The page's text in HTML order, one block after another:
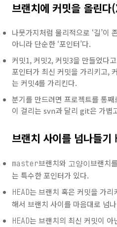
브랜치에 커밋을 올린
나뭇가지처럼 물리적으로 ‘길’이
아니라 단순한 ‘포인터’다.
커밋1, 커밋2, 커밋3을 만들었다
포인터가 최신 커밋을 가리키고,
는 커밋4를 가리킨다.
분기를 만드려면 프로젝트를 통
이 걸리는 svn과 달리 git은 가볍
브랜치 사이를 넘나들기
master브랜치와 고양이브랜치
는 특수한 포인터가 있다.
HEAD는 브랜치 혹은 커밋을 가리
해서 브랜치 사이를 마음대로 넘
HEAD는 브랜치의 최신 커밋이 아